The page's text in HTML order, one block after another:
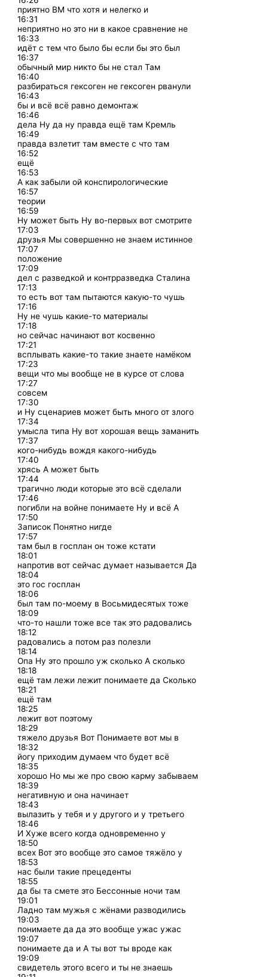
приятно ВМ что хотя и нелегко и
16:31
неприятно но это ни в какое сравнение не
16:33
идёт с тем что было бы если бы это был
16:37
обычный мир никто бы не стал Там
16:40
разбираться гексоген не гексоген рванули
16:43
бы и всё всё равно демонтаж
16:46
дела Ну да ну правда ещё там Кремль
16:49
правда взлетит там вместе с что там
16:52
ещё
16:53
А как забыли ой конспирологические
16:57
теории
16:59
Ну может быть Ну во-первых вот смотрите
17:03
друзья Мы совершенно не знаем истинное
17:07
положение
17:09
дел с разведкой и контрразведка Сталина
17:13
то есть вот там пытаются какую-то чушь
17:16
Ну не чушь какие-то материалы
17:18
но сейчас начинают вот косвенно
17:21
всплывать какие-то такие знаете намёком
17:23
вещи что мы вообще не в курсе от слова
17:27
совсем
17:30
и Ну сценариев может быть много от злого
17:34
умысла типа Ну вот хорошая вещь заманить
17:37
кого-нибудь вождя какого-нибудь
17:40
хрясь А может быть
17:44
трагично люди которые это всё сделали
17:46
погибли на войне понимаете Ну и всё А
17:50
Записок Понятно нигде
17:57
там был в госплан он тоже кстати
18:01
напротив вот сейчас думает называется Да
18:04
это гос госплан
18:06
был там по-моему в Восьмидесятых тоже
18:09
что-то нашли тоже все так это радовались
18:12
радовались а потом раз полезли
18:14
Опа Ну это прошло уж сколько А сколько
18:18
ещё там лежи лежит понимаете да Сколько
18:21
ещё там
18:25
лежит вот поэтому
18:29
тяжело друзья Вот Понимаете вот мы в
18:32
йогу приходим думаем что будет всё
18:35
хорошо Но мы же про свою карму забываем
18:39
негативную и она начинает
18:43
вылазить у тебя и у другого и у третьего
18:46
И Хуже всего когда одновременно у
18:50
всех Вот это вообще это самое тяжёло у
18:53
нас были такие прецеденты
18:55
да бы та смете это Бессонные ночи там
19:01
Ладно там мужья с жёнами разводились
19:03
понимаете да да это вообще ужас ужас
19:07
понимаете да и А ты вот ты вроде как
19:09
свидетель этого всего и ты не знаешь